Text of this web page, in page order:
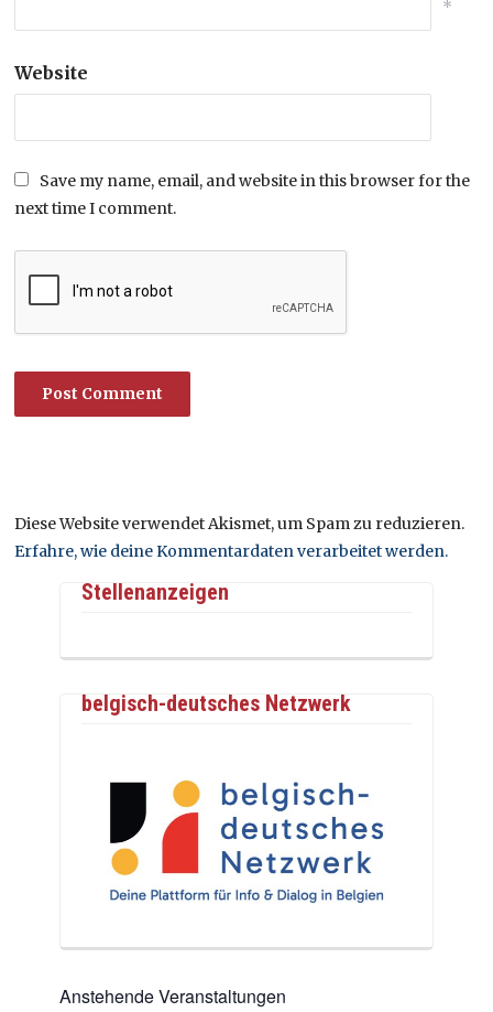
*
Website
Save my name, email, and website in this browser for the
next time I comment.
Diese Website verwendet Akismet, um Spam zu reduzieren.
Erfahre, wie deine Kommentardaten verarbeitet werden.
Stellenanzeigen
belgisch-deutsches Netzwerk
Anstehende Veranstaltungen